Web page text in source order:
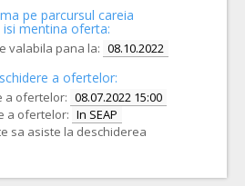
pe parcursul careia
mentina oferta:
valabila pana la: 08.10.2022
a ofertelor:
a ofertelor: 08.07.2022 15:00
a ofertelor: In SEAP
sa asiste la deschiderea